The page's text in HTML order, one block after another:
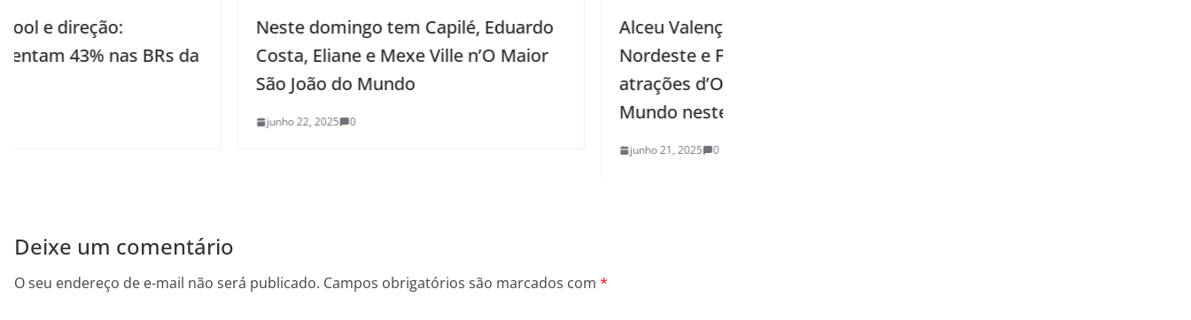
Neste domingo tem Capilé, Eduardo
Costa, Eliane e Mexe Ville n’O Maior
Alceu Valença, Zé Cantor, Os Três do
Nordeste e Fabrício Rodrigues são as
atrações d’O Maior São João do
Deixe um comentário
O seu endereço de e-mail não será publicado. Campos obrigatórios são marcados com *